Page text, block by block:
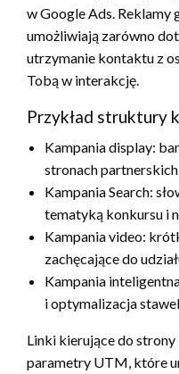
w Google Ads.
umożliwiają zarówno
utrzymanie kontaktu z
Tobą w interakcję.
Przykład struktury
Kampania display:
stronach partnerskich
Kampania Search:
tematyką konkursu i
Kampania video:
zachęcające do
Kampania
i optymalizacja
Linki kierujące do
parametry UTM, które